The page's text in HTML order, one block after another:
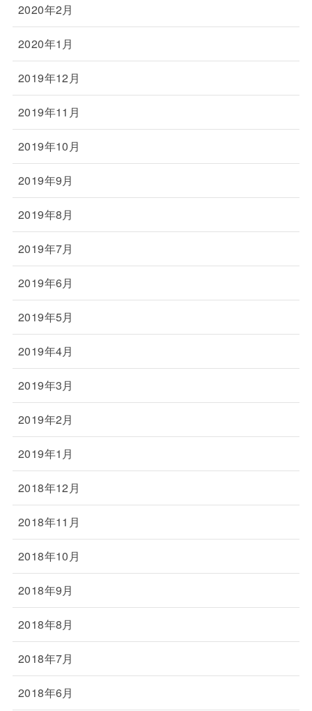
2020年2月
2020年1月
2019年12月
2019年11月
2019年10月
2019年9月
2019年8月
2019年7月
2019年6月
2019年5月
2019年4月
2019年3月
2019年2月
2019年1月
2018年12月
2018年11月
2018年10月
2018年9月
2018年8月
2018年7月
2018年6月